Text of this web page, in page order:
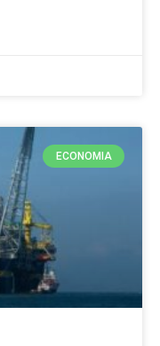
ECONOMIA